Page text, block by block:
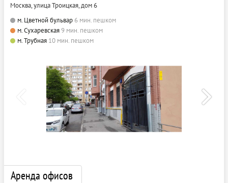
Москва, улица Троицкая, дом 6
м. Цветной бульвар 6 мин. пешком
м. Сухаревская9 мин. пешком
м. Трубная 10 мин. пешком
Аренда офисов